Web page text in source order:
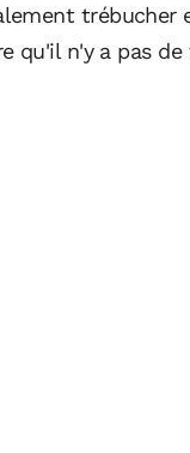
trébucher
qu'il n'y a pas